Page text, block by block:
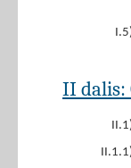
II dalis: